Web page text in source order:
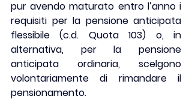
pur avendo maturato entro l’anno i
requisiti per la pensione anticipata
flessibile (c.d. Quota 103) o, in
alternativa, per la pensione
anticipata ordinaria, scelgono
volontariamente di rimandare il
pensionamento.